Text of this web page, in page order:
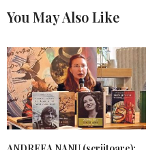
You May Also Like